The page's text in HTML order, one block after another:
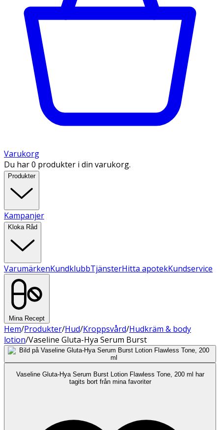
Varukorg
Du har 0 produkter i din varukorg.
Produkter
Kampanjer
Kloka Råd
VarumärkenKundklubbTjänsterHitta apotekKundservice
Mina Recept
Hem/Produkter/Hud/Kroppsvård/Hudkräm & body
lotion/Vaseline Gluta-Hya Serum Burst
Vaseline Gluta-Hya Serum Burst Lotion Flawless Tone, 200 ml har
tagits bort från mina favoriter